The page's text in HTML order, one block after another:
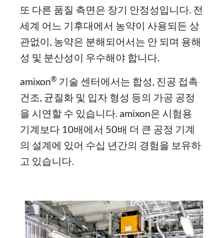
또 다른 품질 측면은 장기 안정성입니다. 전
세계 어느 기후대에서 농약이 사용되든 상
관없이, 농약은 분해되어서는 안 되며 용해
성 및 분산성이 우수해야 합니다.
amixon® 기술 센터에서는 합성, 진공 접촉
건조, 균질화 및 입자 형성 등의 가공 공정
을 시연할 수 있습니다. amixon은 시험용
기계보다 10배에서 50배 더 큰 공정 기계
의 설계에 있어 수십 년간의 경험을 보유하
고 있습니다.